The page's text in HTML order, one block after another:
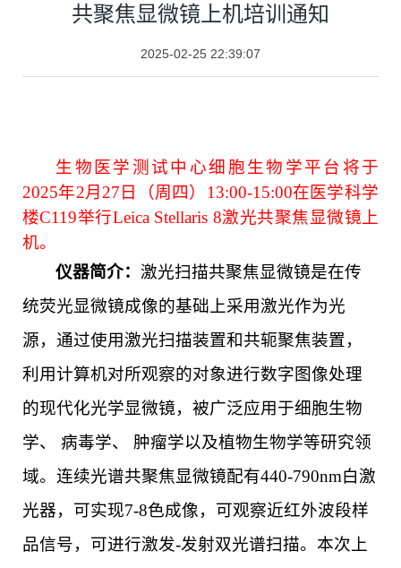
共聚焦显微镜上机培训通知
2025-02-25 22:39:07
生物医学测试中心细胞生物学平台 将于
2025年2月27日（周四）13:00-15:00在医学科学
楼C119举行Leica Stellaris 8激光共聚焦显微镜上
机。
仪器简介：激光扫描共聚焦显微镜是在传
统荧光显微镜成像的基础上采用激光作为光
源，通过使用激光扫描装置和共轭聚焦装置，
利用计算机对所观察的对象进行数字图像处理
的现代化光学显微镜，被广泛应用于细胞生物
学、 病毒学、 肿瘤学以及植物生物学等研究领
域。连续光谱共聚焦显微镜配有440-790nm白激
光器，可实现7-8色成像，可观察近红外波段样
品信号，可进行激发-发射双光谱扫描。本次上